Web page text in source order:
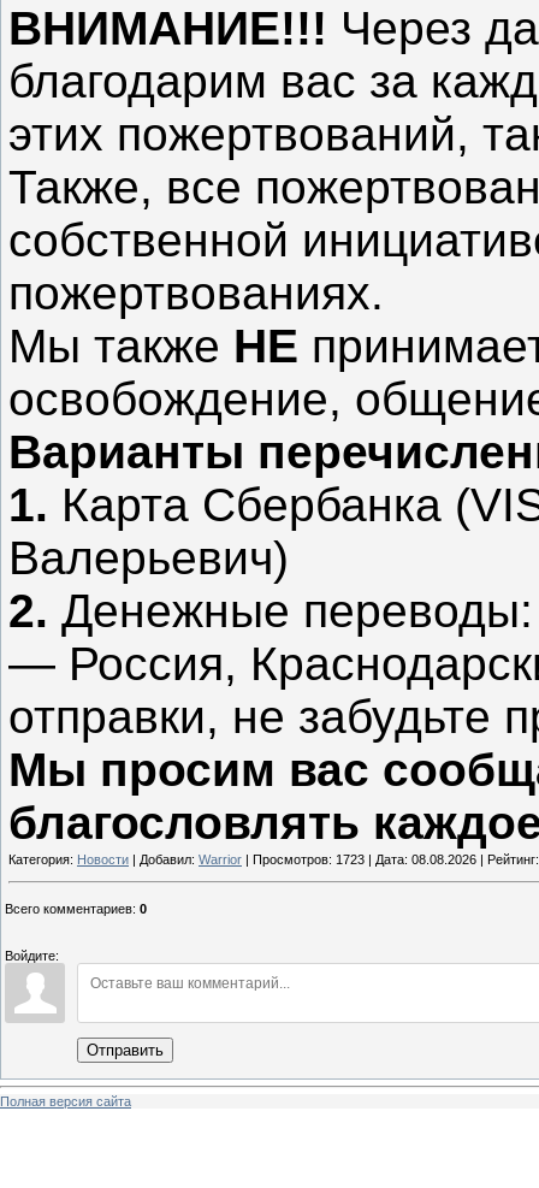
ВНИМАНИЕ!!! Через
благодарим вас за
этих пожертвований,
Также, все
собственной
пожертвованиях.
Мы также НЕ
освобождение,
Варианты
1. Карта Сбербанка
Валерьевич)
2. Денежные переводы:
— Россия,
отправки, не
Мы просим вас
благословлять
Категория: Новости | Добавил: Warrior | Просмотров: 1723 | Дата: 08.08.2026 |
Всего комментариев: 0
Войдите:
Отправить
Полная версия сайта